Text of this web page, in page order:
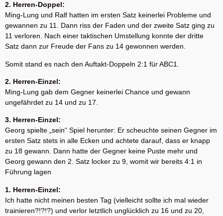
2. Herren-Doppel:
Ming-Lung und Ralf hatten im ersten Satz keinerlei Probleme und
gewannen zu 11. Dann riss der Faden und der zweite Satz ging zu
11 verloren. Nach einer taktischen Umstellung konnte der dritte
Satz dann zur Freude der Fans zu 14 gewonnen werden.
Somit stand es nach den Auftakt-Doppeln 2:1 für ABC1.
2. Herren-Einzel:
Ming-Lung gab dem Gegner keinerlei Chance und gewann
ungefährdet zu 14 und zu 17.
3. Herren-Einzel:
Georg spielte „sein“ Spiel herunter: Er scheuchte seinen Gegner im
ersten Satz stets in alle Ecken und achtete darauf, dass er knapp
zu 18 gewann. Dann hatte der Gegner keine Puste mehr und
Georg gewann den 2. Satz locker zu 9, womit wir bereits 4:1 in
Führung lagen
1. Herren-Einzel:
Ich hatte nicht meinen besten Tag (vielleicht sollte ich mal wieder
trainieren?!?!?) und verlor letztlich unglücklich zu 16 und zu 20,